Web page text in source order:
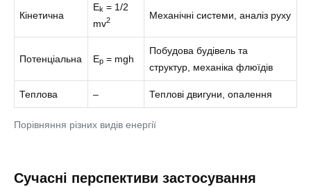
Порівняння різних видів енергії
Кінетична
Ek = 1/2
mv2 Механічні системи, аналіз руху
Потенціальна Ep = mgh
Побудова будівель та
структур, механіка флюїдів
Теплова – Теплові двигуни, опалення
Сучасні перспективи застосування